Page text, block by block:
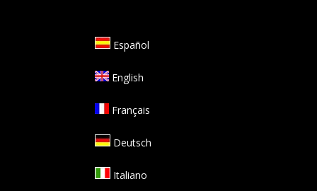
Español
English
Français
Deutsch
Italiano